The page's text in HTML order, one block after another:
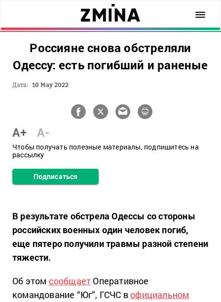
Россияне снова обстреляли
Одессу: есть погибший и раненые
Дата: 10 May 2022
A+ A-
Чтобы получать полезные материалы, подпишитесь на
рассылку
Подписаться
В результате обстрела Одессы со стороны
российских военных один человек погиб,
еще пятеро получили травмы разной степени
тяжести.
Об этом сообщает Оперативное
командование “Юг”, ГСЧС в официальном